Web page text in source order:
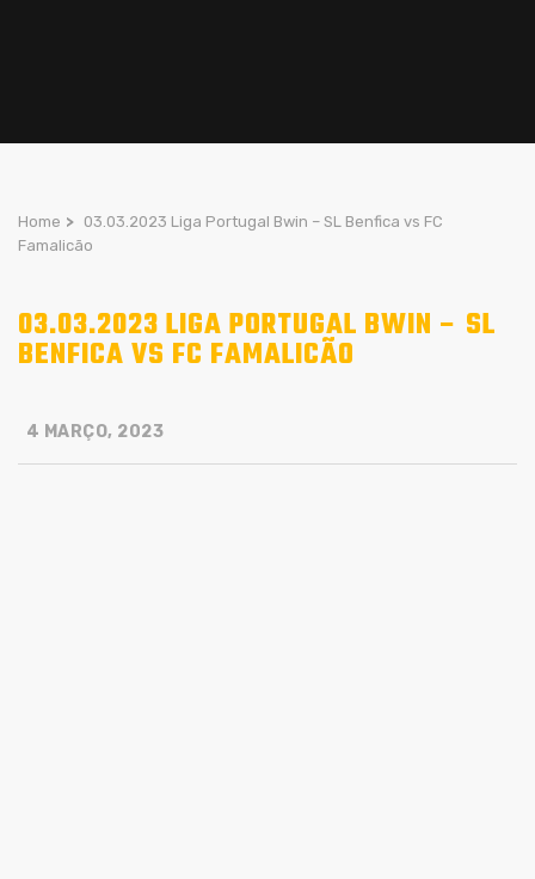
Home > 03.03.2023 Liga Portugal Bwin – SL Benfica vs FC
Famalicão
03.03.2023 LIGA PORTUGAL BWIN – SL
BENFICA VS FC FAMALICÃO
4 MARÇO, 2023